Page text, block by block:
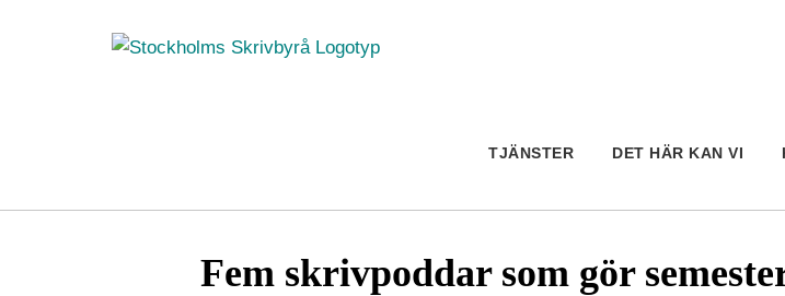
TJÄNSTER DET HÄR KAN VI
Fem skrivpoddar som gör